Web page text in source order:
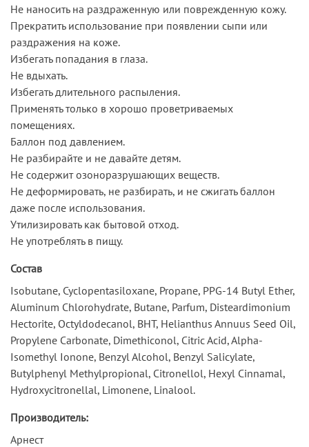
Не наносить на раздраженную или поврежденную кожу.
Прекратить использование при появлении сыпи или
раздражения на коже.
Избегать попадания в глаза.
Не вдыхать.
Избегать длительного распыления.
Применять только в хорошо проветриваемых
помещениях.
Баллон под давлением.
Не разбирайте и не давайте детям.
Не содержит озоноразрушающих веществ.
Не деформировать, не разбирать, и не сжигать баллон
даже после использования.
Утилизировать как бытовой отход.
Не употреблять в пищу.
Состав
Isobutane, Cyclopentasiloxane, Propane, PPG-14 Butyl Ether,
Aluminum Chlorohydrate, Butane, Parfum, Disteardimonium
Hectorite, Octyldodecanol, BHT, Helianthus Annuus Seed Oil,
Propylene Carbonate, Dimethiconol, Citric Acid, Alpha-
Isomethyl Ionone, Benzyl Alcohol, Benzyl Salicylate,
Butylphenyl Methylpropional, Citronellol, Hexyl Cinnamal,
Hydroxycitronellal, Limonene, Linalool.
Производитель:
Арнест